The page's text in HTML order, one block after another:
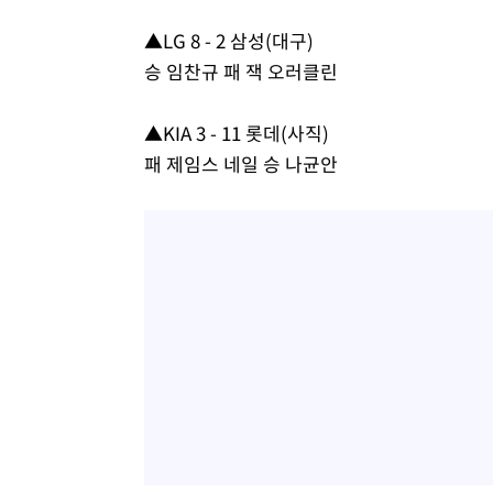
▲LG 8 - 2 삼성(대구)
승 임찬규 패 잭 오러클린
▲KIA 3 - 11 롯데(사직)
패 제임스 네일 승 나균안